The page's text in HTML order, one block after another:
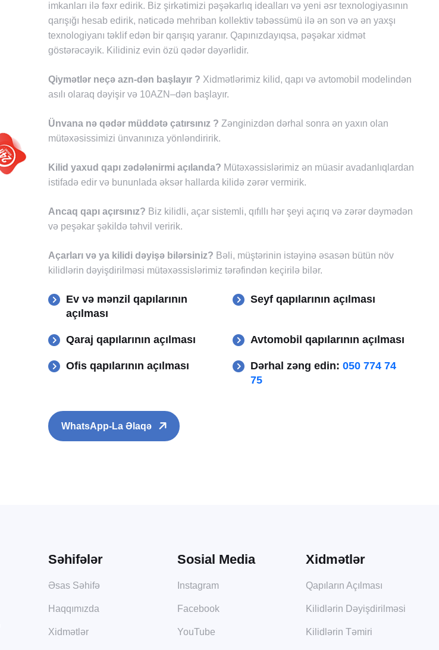
imkanları ilə fəxr edirik. Biz şirkətimizi pəşəkarlıq idealları və yeni əsr texnologiyasının
qarışığı hesab edirik, nəticədə mehriban kollektiv təbəssümü ilə ən son və ən yaxşı
texnologiyanı təklif edən bir qarışıq yaranır. Qapınızdayıqsa, pəşəkar xidmət
göstərəcəyik. Kilidiniz evin özü qədər dəyərlidir.
Qiymətlər neçə azn-dən başlayır ? Xidmətlərimiz kilid, qapı və avtomobil modelindən
asılı olaraq dəyişir və 10AZN–dən başlayır.
Ünvana nə qədər müddətə çatırsınız ? Zənginizdən dərhal sonra ən yaxın olan
mütəxəsissimizi ünvanınıza yönləndiririk.
Kilid yaxud qapı zədələnirmi açılanda? Mütəxəssislərimiz ən müasir avadanlıqlardan
istifadə edir və bununlada əksər hallarda kilidə zərər vermirik.
Ancaq qapı açırsınız? Biz kilidli, açar sistemli, qıfıllı hər şeyi açırıq və zərər dəymədən
və peşəkar şəkildə təhvil veririk.
Açarları və ya kilidi dəyişə bilərsiniz? Bəli, müştərinin istəyinə əsasən bütün növ
kilidlərin dəyişdirilməsi mütəxəssislərimiz tərəfindən keçirilə bilər.
Ev və mənzil qapılarının
açılması
Seyf qapılarının açılması
Qaraj qapılarının açılması Avtomobil qapılarının açılması
Ofis qapılarının açılması Dərhal zəng edin: 050 774 74
75
WhatsApp-La Əlaqə
Səhifələr
Əsas Səhifə
Haqqımızda
Xidmətlər
Sosial Media
Instagram
Facebook
YouTube
Xidmətlər
Qapıların Açılması
Kilidlərin Dəyişdirilməsi
Kilidlərin Təmiri